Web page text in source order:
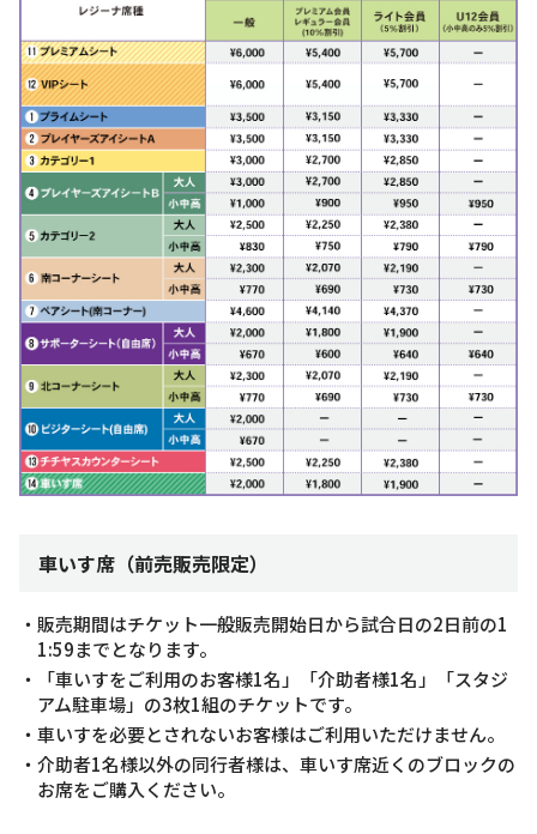
車いす席（前売販売限定）
・販売期間はチケット一般販売開始日から試合日の2日前の1
1:59までとなります。
・「車いすをご利用のお客様1名」「介助者様1名」「スタジ
アム駐車場」の3枚1組のチケットです。
・車いすを必要とされないお客様はご利用いただけません。
・介助者1名様以外の同行者様は、車いす席近くのブロックの
お席をご購入ください。